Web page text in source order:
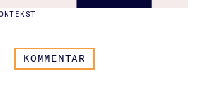
KOMMENTAR